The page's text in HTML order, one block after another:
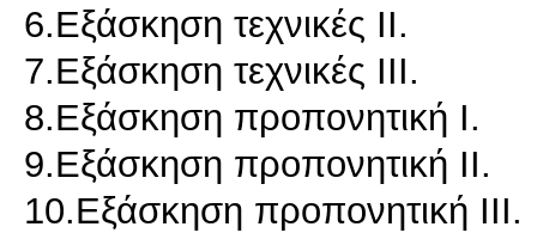
6.Εξάσκηση τεχνικές ΙΙ.
7.Εξάσκηση τεχνικές ΙΙΙ.
8.Εξάσκηση προπονητική Ι.
9.Εξάσκηση προπονητική ΙΙ.
10.Εξάσκηση προπονητική ΙΙΙ.